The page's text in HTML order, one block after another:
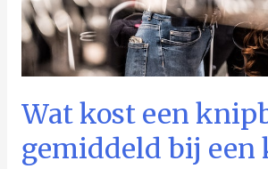
Wat kost een
gemiddeld bij een